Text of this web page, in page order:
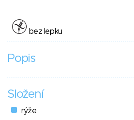
bez lepku
Popis
Složení
rýže